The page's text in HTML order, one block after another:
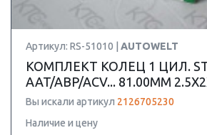
Артикул: RS-51010 | AUTOWELT
КОМПЛЕКТ КОЛЕЦ 1 ЦИЛ.
AAT/ABP/ACV... 81.00MM
Вы искали артикул 2126705230
Наличие и цену